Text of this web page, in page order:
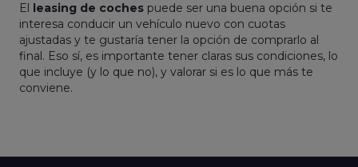
El leasing de coches puede ser una buena opción si te
interesa conducir un vehículo nuevo con cuotas
ajustadas y te gustaría tener la opción de comprarlo al
final. Eso sí, es importante tener claras sus condiciones, lo
que incluye (y lo que no), y valorar si es lo que más te
conviene.